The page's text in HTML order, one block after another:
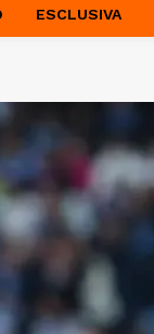
ESCLUSIVA